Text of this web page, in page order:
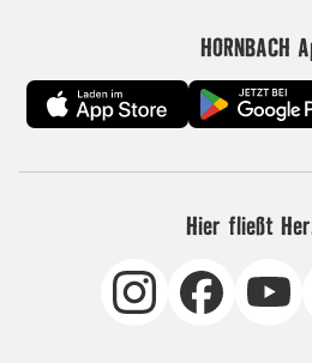
HORNBACH
Hier fließt